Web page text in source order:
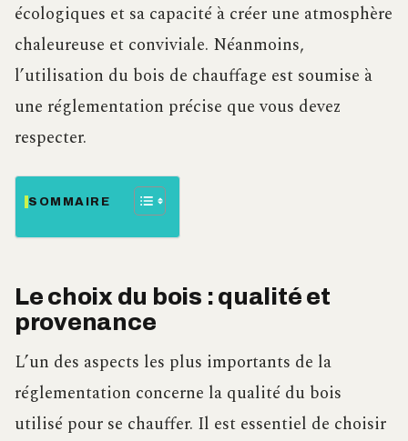
écologiques et sa capacité à créer une atmosphère
chaleureuse et conviviale. Néanmoins,
l’utilisation du bois de chauffage est soumise à
une réglementation précise que vous devez
respecter.
SOMMAIRE
Le choix du bois : qualité et
provenance
L’un des aspects les plus importants de la
réglementation concerne la qualité du bois
utilisé pour se chauffer. Il est essentiel de choisir